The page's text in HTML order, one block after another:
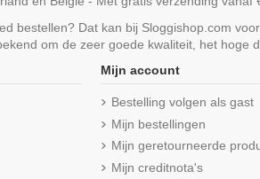
bestellen? Dat kan bij Sloggishop.com
om de zeer goede kwaliteit, het hoge
Mijn account
Bestelling volgen als gast
Mijn bestellingen
Mijn geretourneerde
Mijn creditnota's